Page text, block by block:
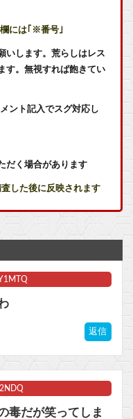
【ラブライブ！】私のことになると饒舌になっちゃう花帆先輩【蓮ノ空】他
時の空気感を知りたい
には｢※番号｣
いします。荒らしはレス
す。無視すれば飽きてい
ント記入でスグ対応し
だく場合があります
した後に反映されます
返信
毒だが笑ってしま